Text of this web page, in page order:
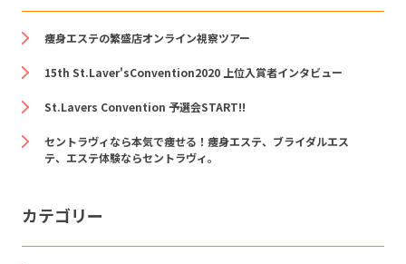
痩身エステの繁盛店オンライン視察ツアー
15th St.Laver'sConvention2020 上位入賞者インタビュー
St.Lavers Convention 予選会START!!
セントラヴィなら本気で痩せる！痩身エステ、ブライダルエス
テ、エステ体験ならセントラヴィ。
カテゴリー